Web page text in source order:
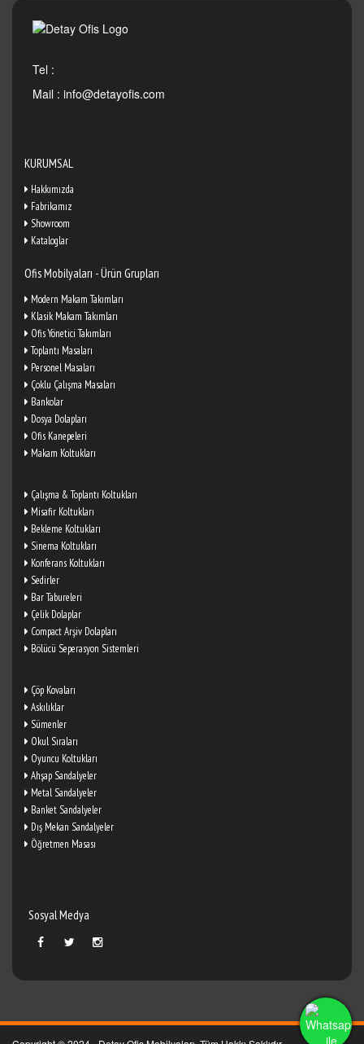
Tel :
Mail : info@detayofis.com
KURUMSAL
Hakkımızda
Fabrikamız
Showroom
Kataloglar
Ofis Mobilyaları - Ürün Grupları
Modern Makam Takımları
Klasik Makam Takımları
Ofis Yönetici Takımları
Toplantı Masaları
Personel Masaları
Çoklu Çalışma Masaları
Bankolar
Dosya Dolapları
Ofis Kanepeleri
Makam Koltukları
Çalışma & Toplantı Koltukları
Misafir Koltukları
Bekleme Koltukları
Sinema Koltukları
Konferans Koltukları
Sedirler
Bar Tabureleri
Çelik Dolaplar
Compact Arşiv Dolapları
Bölücü Seperasyon Sistemleri
Çöp Kovaları
Askılıklar
Sümenler
Okul Sıraları
Oyuncu Koltukları
Ahşap Sandalyeler
Metal Sandalyeler
Banket Sandalyeler
Dış Mekan Sandalyeler
Öğretmen Masası
Sosyal Medya